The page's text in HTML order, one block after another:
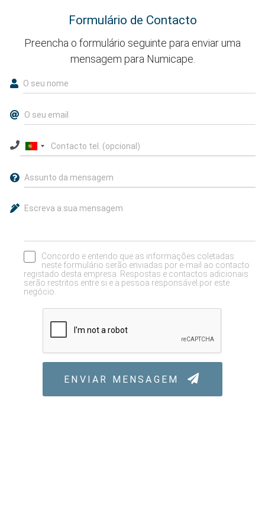
Formulário de Contacto
Preencha o formulário seguinte para enviar uma
mensagem para Numicape.
Concordo e entendo que as informações coletadas
neste formulário serão enviadas por e-mail ao contacto
registado desta empresa. Respostas e contactos adicionais
serão restritos entre si e a pessoa responsável por este
negócio.
ENVIAR MENSAGEM